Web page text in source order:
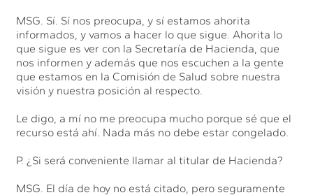
MSG. Sí. Sí nos preocupa, y sí estamos ahorita
informados, y vamos a hacer lo que sigue. Ahorita lo
que sigue es ver con la Secretaría de Hacienda, que
nos informen y además que nos escuchen a la gente
que estamos en la Comisión de Salud sobre nuestra
visión y nuestra posición al respecto.
Le digo, a mí no me preocupa mucho porque sé que el
recurso está ahí. Nada más no debe estar congelado.
P. ¿Si será conveniente llamar al titular de Hacienda?
MSG. El día de hoy no está citado, pero seguramente